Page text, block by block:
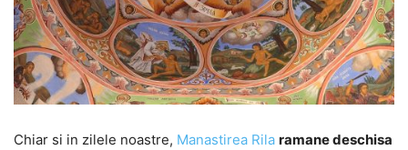
Chiar si in zilele noastre, Manastirea Rila ramane deschisa